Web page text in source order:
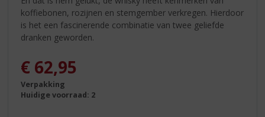
koffiebonen, rozijnen en stemgember verkregen. Hierdoor
is het een fascinerende combinatie van twee geliefde
dranken geworden.
€ 62,95
Verpakking
Huidige voorraad: 2